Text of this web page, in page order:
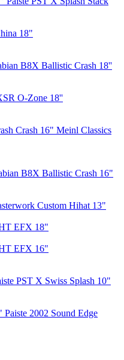
18"
B8X Ballistic Crash 18''
O-Zone 18''
Meinl Classics
B8X Ballistic Crash 16"
Custom Hihat 13"
EFX 18"
EFX 16"
PST X Swiss Splash 10"
Paiste 2002 Sound Edge